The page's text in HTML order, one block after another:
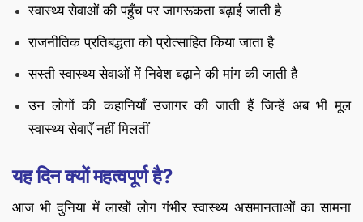
स्वास्थ्य सेवाओं की पहुँच पर जागरूकता बढ़ाई जाती है
राजनीतिक प्रतिबद्धता को प्रोत्साहित किया जाता है
सस्ती स्वास्थ्य सेवाओं में निवेश बढ़ाने की मांग की जाती है
उन लोगों की कहानियाँ उजागर की जाती हैं जिन्हें अब भी मूल
स्वास्थ्य सेवाएँ नहीं मिलतीं
यह दिन क्यों महत्वपूर्ण है?
आज भी दुनिया में लाखों लोग गंभीर स्वास्थ्य असमानताओं का सामना